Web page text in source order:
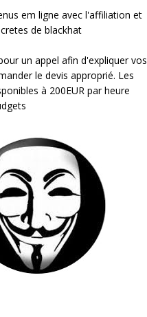
em ligne avec l'affiliation et
de blackhat
un appel afin d'expliquer vos
le devis approprié. Les
à 200EUR par heure